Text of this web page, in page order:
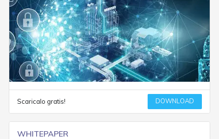
Scaricalo gratis! DOWNLOAD
WHITEPAPER